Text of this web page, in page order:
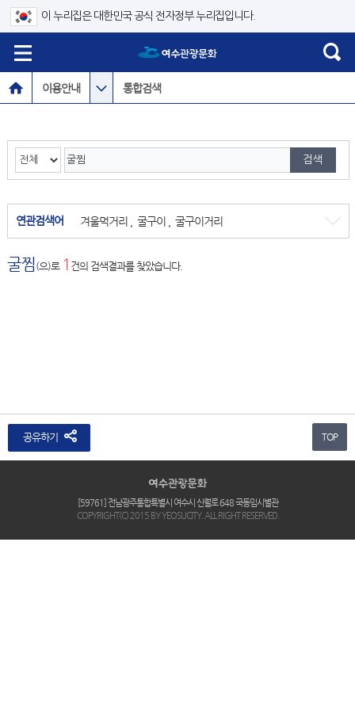
이 누리집은 대한민국 공식 전자정부 누리집입니다.
이용안내 통합검색
연관검색어 겨울먹거리 굴구이 굴구이거리
굴찜 (으)로 1 건의 검색결과를 찾았습니다.
공유하기 TOP
[59761] 전남광주통합특별시 여수시 신월로 648 국동임시별관
COPYRIGHT(C) 2015 BY YEOSUCITY. ALL RIGHT RESERVED.